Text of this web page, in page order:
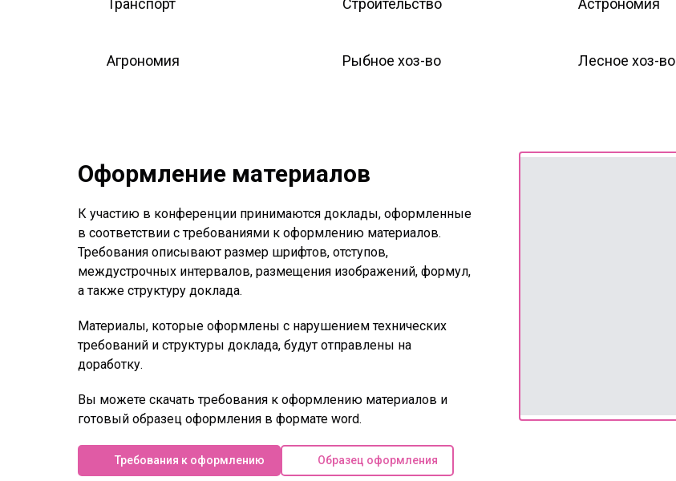
Агрономия Рыбное хоз-во Лесное хоз-во
Оформление материалов
К участию в конференции принимаются доклады, оформленные
в соответствии с требованиями к оформлению материалов.
Требования описывают размер шрифтов, отступов,
междустрочных интервалов, размещения изображений, формул,
а также структуру доклада.
Материалы, которые оформлены с нарушением технических
требований и структуры доклада, будут отправлены на
доработку.
Вы можете скачать требования к оформлению материалов и
готовый образец оформления в формате word.
Требования к оформлению Образец оформления